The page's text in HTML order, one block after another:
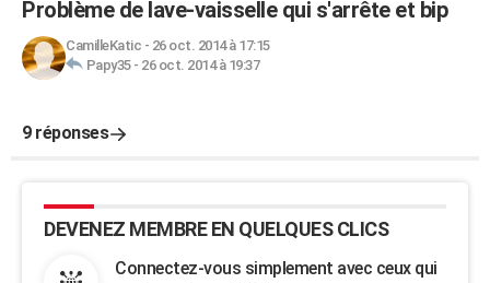
Problème de lave-vaisselle qui s'arrête et bip
CamilleKatic - 26 oct. 2014 à 17:15
Papy35- 26 oct. 2014 à 19:37
9 réponses
DEVENEZ MEMBRE EN QUELQUES CLICS
Connectez-vous simplement avec ceux qui